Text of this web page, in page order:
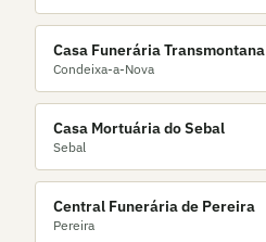
Casa Funerária Transmontana
Condeixa-a-Nova
Casa Mortuária do Sebal
Sebal
Central Funerária de Pereira
Pereira